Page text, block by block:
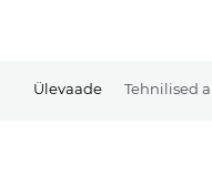
Ülevaade Tehnilised